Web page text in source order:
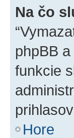
Na čo
phpBB
funkcie
Hore